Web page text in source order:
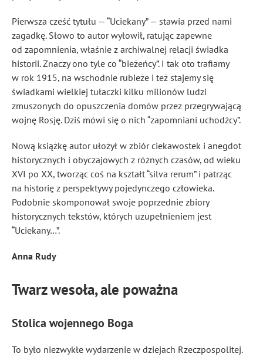
Pierwsza cześć tytułu — “Uciekany” — stawia przed nami
zagadkę. Słowo to autor wyłowił, ratując zapewne
od zapomnienia, właśnie z archiwalnej relacji świadka
historii. Znaczy ono tyle co “bieżeńcy”. I tak oto trafiamy
w rok 1915, na wschodnie rubieże i też stajemy się
świadkami wielkiej tułaczki kilku milionów ludzi
zmuszonych do opuszczenia domów przez przegrywającą
wojnę Rosję. Dziś mówi się o nich “zapomniani uchodźcy”.
Nową książkę autor ułożył w zbiór ciekawostek i anegdot
historycznych i obyczajowych z różnych czasów, od wieku
XVI po XX, tworząc coś na kształt “silva rerum” i patrząc
na historię z perspektywy pojedynczego człowieka.
Podobnie skomponował swoje poprzednie zbiory
historycznych tekstów, których uzupełnieniem jest
“Uciekany…”.
Anna Rudy
Twarz wesoła, ale poważna
Stolica wojennego Boga
To było niezwykłe wydarzenie w dziejach Rzeczpospolitej.